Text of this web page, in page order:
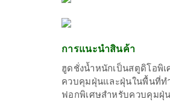
การแนะนำสินค้า
ฮูดชั่งน้ำหนักเป็นสตูดิโอพิ
ควบคุมฝุ่นและฝุ่นในพื้นที่ท
ฟอกพิเศษสำหรับควบคุมฝุ่